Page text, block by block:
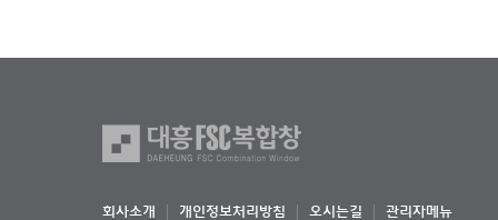
회사소개 개인정보처리방침 오시는길 관리자메뉴